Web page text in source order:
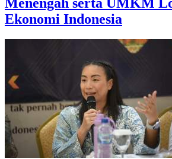
Ekonomi Indonesia